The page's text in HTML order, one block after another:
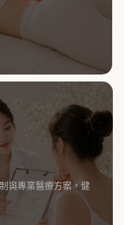
與專業醫療方案，健